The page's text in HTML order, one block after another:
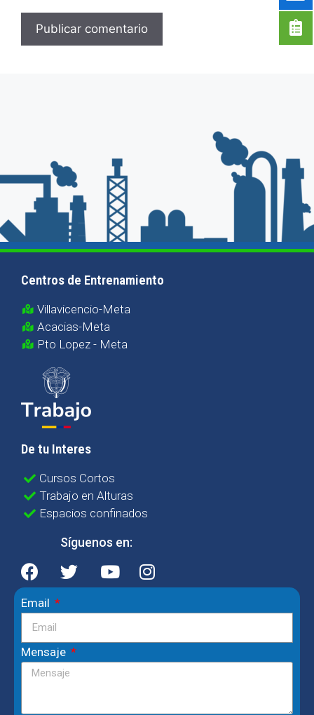
Centros de Entrenamiento
Villavicencio-Meta
Acacias-Meta
Pto Lopez - Meta
De tu Interes
Cursos Cortos
Trabajo en Alturas
Espacios confinados
Síguenos en:
Email
Mensaje